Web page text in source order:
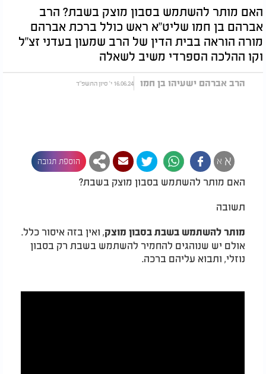
האם מותר להשתמש בסבון מוצק בשבת? הרב
אברהם בן חמו שליט"א ראש כולל ברכת אברהם
מורה הוראה בבית הדין של הרב שמעון בעדני זצ"ל
וקו ההלכה הספרדי משיב לשאלה
הרב אברהם ישעיהו בן חמו 16.06.24 י' סיון התשפ"ד
א א הוספת תגובה
האם מותר להשתמש בסבון מוצק בשבת?
תשובה
מותר להשתמש בשבת בסבון מוצק, ואין בזה איסור כלל.
אולם יש שנוהגים להחמיר להשתמש בשבת רק בסבון
נוזלי, ותבוא עליהם ברכה.